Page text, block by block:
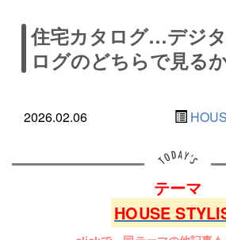
住宅カタログ…デジ
ログのどちらで見る
2026.02.06
テーマ
HOUSE